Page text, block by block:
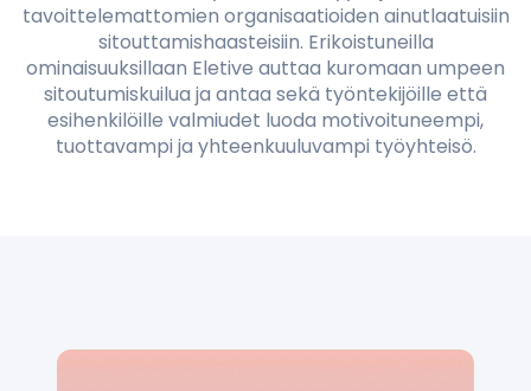
tavoittelemattomien organisaatioiden ainutlaatuisiin
sitouttamishaasteisiin. Erikoistuneilla
ominaisuuksillaan Eletive auttaa kuromaan umpeen
sitoutumiskuilua ja antaa sekä työntekijöille että
esihenkilöille valmiudet luoda motivoituneempi,
tuottavampi ja yhteenkuuluvampi työyhteisö.